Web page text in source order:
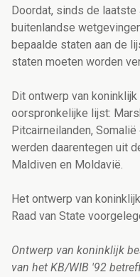
Doordat, sinds de
buitenlandse
bepaalde staten aan de
staten moeten worden
Dit ontwerp van
oorspronkelijke lijst:
Pitcairneilanden,
werden daarentegen uit
Maldiven en Moldavië.
Het ontwerp van
Raad van State
Ontwerp van koninklijk
van het KB/WIB '92